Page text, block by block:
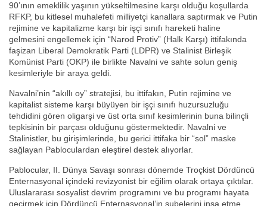
90’ının emeklilik yaşının yükseltilmesine karşı olduğu koşullarda
RFKP, bu kitlesel muhalefeti milliyetçi kanallara saptırmak ve Putin
rejimine ve kapitalizme karşı bir işçi sınıfı hareketi haline
gelmesini engellemek için “Narod Protiv” (Halk Karşı) ittifakında
faşizan Liberal Demokratik Parti (LDPR) ve Stalinist Birleşik
Komünist Parti (OKP) ile birlikte Navalni ve sahte solun geniş
kesimleriyle bir araya geldi.
Navalni’nin “akıllı oy” stratejisi, bu ittifakın, Putin rejimine ve
kapitalist sisteme karşı büyüyen bir işçi sınıfı huzursuzluğu
tehdidini gören oligarşi ve üst orta sınıf kesimlerinin buna bilinçli
tepkisinin bir parçası olduğunu göstermektedir. Navalni ve
Stalinistler, bu girişimlerinde, bu gerici ittifaka bir “sol” maske
sağlayan Pabloculardan eleştirel destek alıyorlar.
Pablocular, II. Dünya Savaşı sonrası dönemde Troçkist Dördüncü
Enternasyonal içindeki revizyonist bir eğilim olarak ortaya çıktılar.
Uluslararası sosyalist devrim programını ve bu programı hayata
geçirmek için Dördüncü Enternasyonal’in şubelerini inşa etme